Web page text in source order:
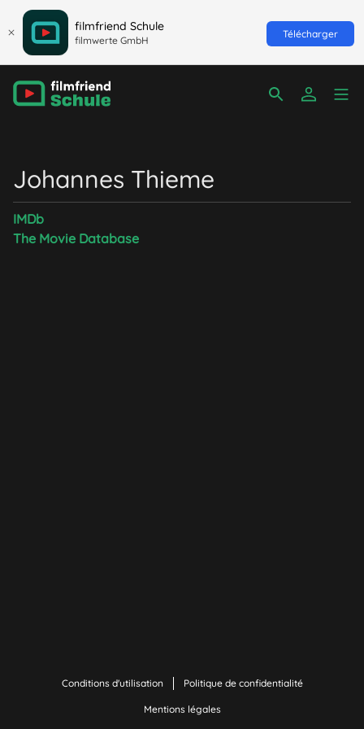
filmfriend Schule
filmwerte GmbH
Télécharger
Johannes Thieme
IMDb
The Movie Database
Conditions d'utilisation Politique de confidentialité
Mentions légales